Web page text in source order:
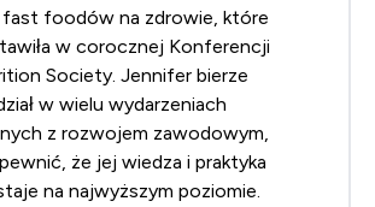
fast foodów na zdrowie, które
w corocznej Konferencji
Society . Jennifer bierze
w wielu wydarzeniach
z rozwojem zawodowym,
że jej wiedza i praktyka
na najwyższym poziomie.